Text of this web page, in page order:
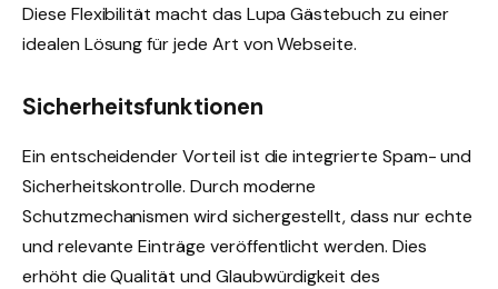
Diese Flexibilität macht das Lupa Gästebuch zu einer
idealen Lösung für jede Art von Webseite.
Sicherheitsfunktionen
Ein entscheidender Vorteil ist die integrierte Spam- und
Sicherheitskontrolle. Durch moderne
Schutzmechanismen wird sichergestellt, dass nur echte
und relevante Einträge veröffentlicht werden. Dies
erhöht die Qualität und Glaubwürdigkeit des